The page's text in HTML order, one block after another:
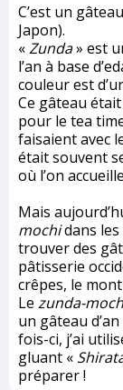
C’est un
Japon).
«Zunda» est
l’an à base
couleur est
Ce gâteau
pour le tea
faisaient avec
était souvent
où l’on
Mais
mochidans les
trouver des
pâtisserie
crêpes, le
Le zunda-
un gâteau
fois-ci, j’ai
gluant «
préparer !